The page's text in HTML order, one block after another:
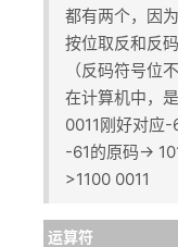
都有两个，因
按位取反和反
（反码符号位
在计算机中，
0011刚好对应-
-61的原码->
>1100 0011
运算符